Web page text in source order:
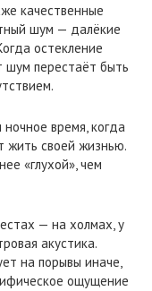
качественные
шум — далёкие
остекление
шум перестаёт быть
время, когда
жить своей жизнью.
«глухой», чем
— на холмах, у
акустика.
на порывы иначе,
ощущение